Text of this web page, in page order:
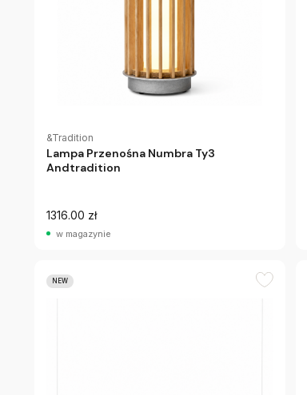
&Tradition
Lampa Przenośna Numbra Ty3
Andtradition
1316.00 zł
w magazynie
NEW